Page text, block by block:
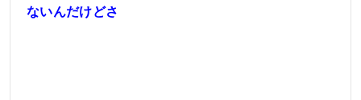
ないんだけどさ